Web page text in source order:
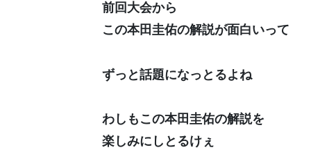
前回大会から
この本田圭佑の解説が面白いって
ずっと話題になっとるよね
わしもこの本田圭佑の解説を
楽しみにしとるけぇ